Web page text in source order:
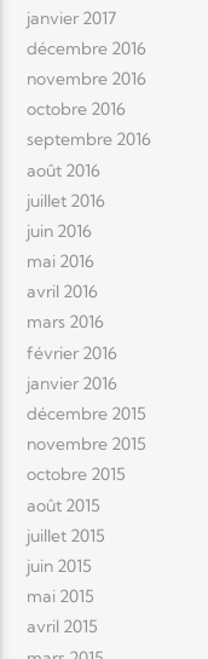
janvier 2017
décembre 2016
novembre 2016
octobre 2016
septembre 2016
août 2016
juillet 2016
juin 2016
mai 2016
avril 2016
mars 2016
février 2016
janvier 2016
décembre 2015
novembre 2015
octobre 2015
août 2015
juillet 2015
juin 2015
mai 2015
avril 2015